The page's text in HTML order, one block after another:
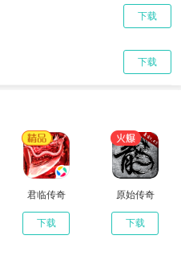
下载
下载
君临传奇
下载
原始传奇
下载